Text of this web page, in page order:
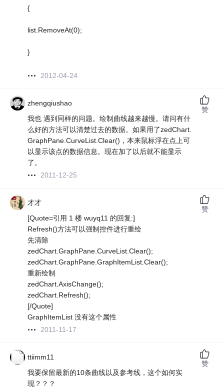
{
list.RemoveAt(0);
}
2012-04-24
zhengqiushao
我也 遇到同样的问题。绘制曲线越来越慢。请问有什
么好的方法可以清楚过去的数据。如果用了zedChart.
GraphPane.CurveList.Clear()，本来鼠标浮在点上可
以显示该点的数据信息。现在加了以后就不能显示
了。
2011-12-25
赞
才才
[Quote=引用 1 楼 wuyq11 的回复:]
Refresh()方法可以强制控件进行重绘
先清除
zedChart.GraphPane.CurveList.Clear();
zedChart.GraphPane.GraphItemList.Clear();
重新绘制
zedChart.AxisChange();
zedChart.Refresh();
[/Quote]
GraphItemList 没有这个属性
2011-11-17
赞
ttiimm11
我要保留最新的10条曲线以及参考线，这个如何实
现？？？
赞